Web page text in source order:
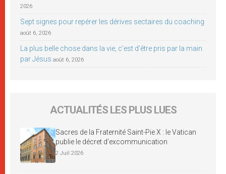
2026
Sept signes pour repérer les dérives sectaires du coaching
août 6, 2026
La plus belle chose dans la vie, c’est d’être pris par la main
par Jésus août 6, 2026
ACTUALITÉS LES PLUS LUES
Sacres de la Fraternité Saint-Pie X : le Vatican
publie le décret d’excommunication
2 Juil 2026